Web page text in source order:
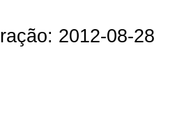
2012-08-28